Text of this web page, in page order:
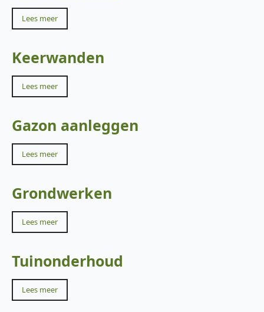
Lees meer
Keerwanden
Lees meer
Gazon aanleggen
Lees meer
Grondwerken
Lees meer
Tuinonderhoud
Lees meer